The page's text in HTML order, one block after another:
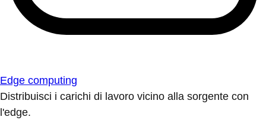
Edge computing
Distribuisci i carichi di lavoro vicino alla sorgente con
l'edge.